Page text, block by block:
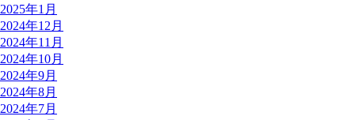
2025年1月
2024年12月
2024年11月
2024年10月
2024年9月
2024年8月
2024年7月